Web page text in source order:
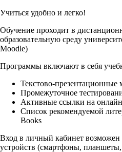
Учиться удобно и легко!
Обучение проходит в
образовательную среду
Moodle)
Программы включают в себя
Текстово-презентационные
Промежуточное
Активные ссылки на
Список рекомендуемой
Books
Вход в личный кабинет
устройств (смартфоны,